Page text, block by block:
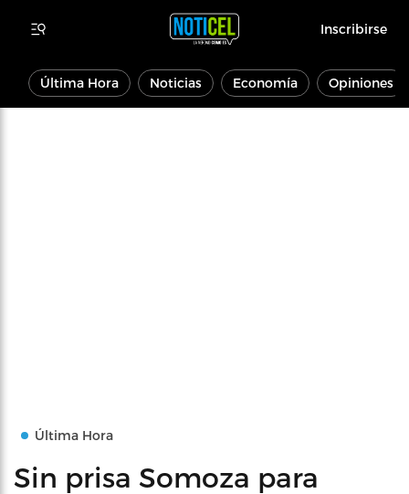
Inscribirse
Última Hora Noticias Economía Opiniones
Última Hora
Sin prisa Somoza para